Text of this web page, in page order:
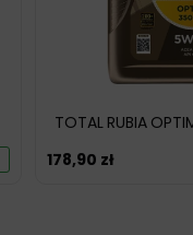
TOTAL RUBIA
178,90 zł